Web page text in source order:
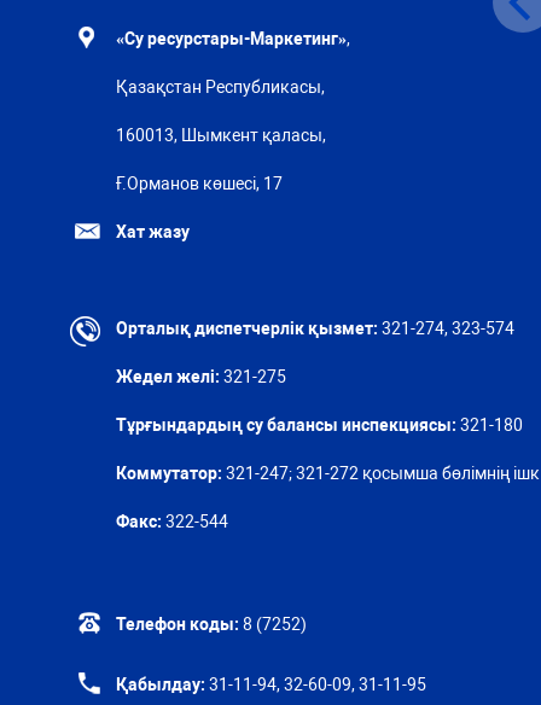
«Су ресурстары-Маркетинг»,
Қазақстан Республикасы,
160013, Шымкент қаласы,
Ғ.Орманов көшесі, 17
Хат жазу
Орталық диспетчерлік қызмет: 321-274, 323-574
Жедел желі: 321-275
Тұрғындардың су балансы инспекциясы: 321-180
Коммутатор: 321-247; 321-272 қосымша бөлімнің ішкі
Факс: 322-544
Телефон коды: 8 (7252)
Қабылдау: 31-11-94, 32-60-09, 31-11-95